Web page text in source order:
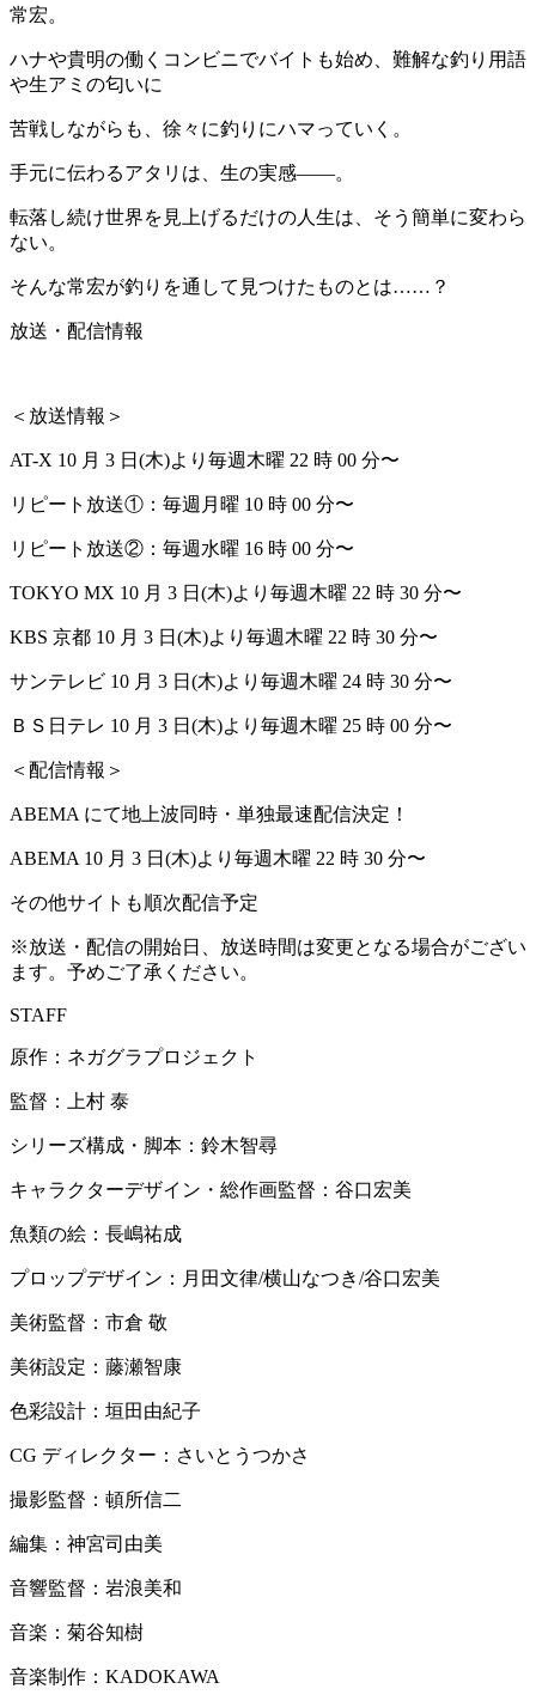
常宏。
ハナや貴明の働くコンビニでバイトも始め、難解な釣り用語
や生アミの匂いに
苦戦しながらも、徐々に釣りにハマっていく。
手元に伝わるアタリは、生の実感――。
転落し続け世界を見上げるだけの人生は、そう簡単に変わら
ない。
そんな常宏が釣りを通して見つけたものとは……？
放送・配信情報
＜放送情報＞
AT-X 10 月 3 日(木)より毎週木曜 22 時 00 分〜
リピート放送①：毎週月曜 10 時 00 分〜
リピート放送②：毎週水曜 16 時 00 分〜
TOKYO MX 10 月 3 日(木)より毎週木曜 22 時 30 分〜
KBS 京都 10 月 3 日(木)より毎週木曜 22 時 30 分〜
サンテレビ 10 月 3 日(木)より毎週木曜 24 時 30 分〜
ＢＳ日テレ 10 月 3 日(木)より毎週木曜 25 時 00 分〜
＜配信情報＞
ABEMA にて地上波同時・単独最速配信決定！
ABEMA 10 月 3 日(木)より毎週木曜 22 時 30 分〜
その他サイトも順次配信予定
※放送・配信の開始日、放送時間は変更となる場合がござい
ます。予めご了承ください。
STAFF
原作：ネガグラプロジェクト
監督：上村 泰
シリーズ構成・脚本：鈴木智尋
キャラクターデザイン・総作画監督：谷口宏美
魚類の絵：長嶋祐成
プロップデザイン：月田文律/横山なつき/谷口宏美
美術監督：市倉 敬
美術設定：藤瀬智康
色彩設計：垣田由紀子
CG ディレクター：さいとうつかさ
撮影監督：頓所信二
編集：神宮司由美
音響監督：岩浪美和
音楽：菊谷知樹
音楽制作：KADOKAWA